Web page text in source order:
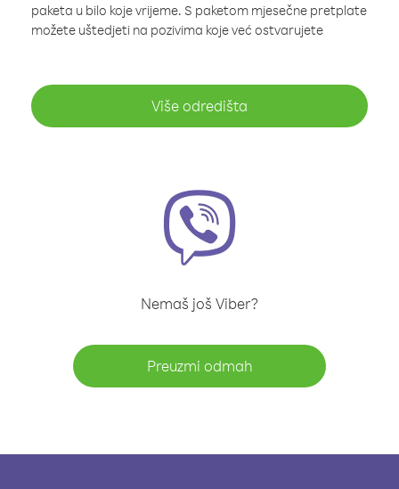
paketa u bilo koje vrijeme. S paketom mjesečne pretplate
možete uštedjeti na pozivima koje već ostvarujete
Više odredišta
Nemaš još Viber?
Preuzmi odmah